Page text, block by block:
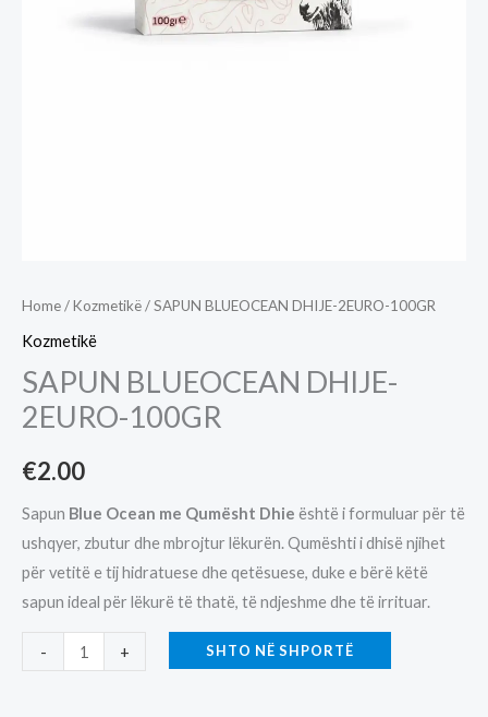
Home/Kozmetikë/ SAPUN BLUEOCEAN DHIJE-2EURO-100GR
Kozmetikë
SAPUN BLUEOCEAN DHIJE-
2EURO-100GR
€2.00
Sapun Blue Ocean me Qumësht Dhie është i formuluar për të
ushqyer, zbutur dhe mbrojtur lëkurën. Qumështi i dhisë njihet
për vetitë e tij hidratuese dhe qetësuese, duke e bërë këtë
sapun ideal për lëkurë të thatë, të ndjeshme dhe të irrituar.
-
BLUEOCEAN
+ SHTO NË SHPORTË